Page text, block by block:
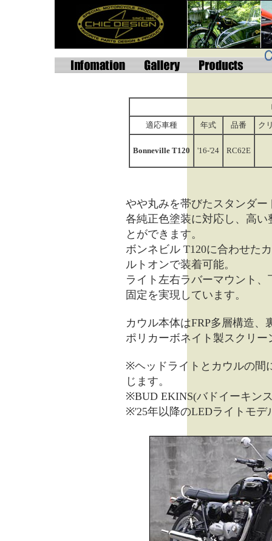
適応車種
年式 品番 ク
Bonneville T120 '16-'24 RC62E
やや丸みを帯びたスタンダ
各純正色塗装に対応し、高
とができます。
ボンネビル T120に合わせた
ルトオンで装着可能。
ライト左右ラバーマウント
固定を実現しています。
カウル本体はFRP多層構造
ポリカーボネイト製スクリー
※ヘッドライトとカウルの間
じます。
※BUD EKINS(バドイーキン
※'25年以降のLEDライトモデ